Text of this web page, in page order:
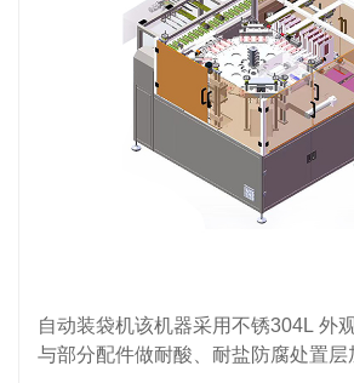
自动装袋机该机器采用不锈304L 外
与部分配件做耐酸、耐盐防腐处置层